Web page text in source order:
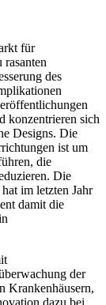
für
rasanten
des
konzentrieren sich
Designs. Die
ist um
die
Die
im letzten Jahr
damit die
der
Krankenhäusern,